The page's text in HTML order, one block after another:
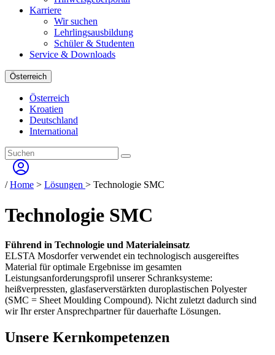
Karriere
Wir suchen
Lehrlingsausbildung
Schüler & Studenten
Service & Downloads
Österreich
Österreich
Kroatien
Deutschland
International
/Home > Lösungen > Technologie SMC
Technologie SMC
Führend in Technologie und Materialeinsatz
ELSTA Mosdorfer verwendet ein technologisch ausgereiftes
Material für optimale Ergebnisse im gesamten
Leistungsanforderungsprofil unserer Schranksysteme:
heißverpressten, glasfaserverstärkten duroplastischen Polyester
(SMC = Sheet Moulding Compound). Nicht zuletzt dadurch sind
wir Ihr erster Ansprechpartner für dauerhafte Lösungen.
Unsere Kernkompetenzen